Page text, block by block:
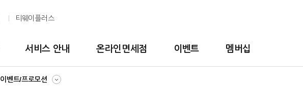
티웨이플러스
서비스 안내 온라인면세점 이벤트 멤버십
이벤트/프로모션